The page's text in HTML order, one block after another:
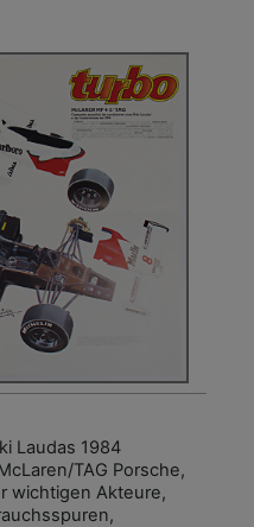
Laudas 1984
TAG Porsche,
wichtigen Akteure,